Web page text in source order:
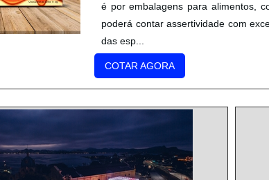
é por embalagens para alimentos,
poderá contar assertividade com
das esp...
COTAR AGORA